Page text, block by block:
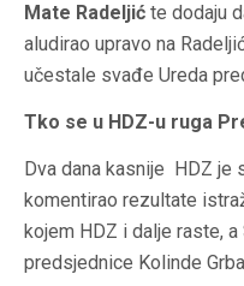
Mate Radeljić te dodaju
aludirao upravo na
učestale svađe Ureda
Tko se u HDZ-u ruga
Dva dana kasnije HDZ je
komentirao rezultate
kojem HDZ i dalje raste,
predsjednice Kolinde